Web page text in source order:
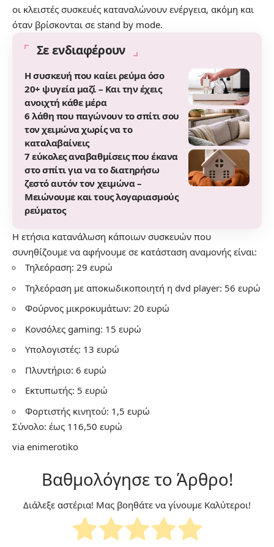
οι κλειστές συσκευές καταναλώνουν ενέργεια, ακόμη και
όταν βρίσκονται σε stand by mode.
Σε ενδιαφέρουν
Η συσκευή που καίει ρεύμα όσο
20+ ψυγεία μαζί – Και την έχεις
ανοιχτή κάθε μέρα
6 λάθη που παγώνουν το σπίτι σου
τον χειμώνα χωρίς να το
καταλαβαίνεις
7 εύκολες αναβαθμίσεις που έκανα
στο σπίτι για να το διατηρήσω
ζεστό αυτόν τον χειμώνα –
Mειώνουμε και τους λογαριασμούς
ρεύματος
Η ετήσια κατανάλωση κάποιων συσκευών που
συνηθίζουμε να αφήνουμε σε κατάσταση αναμονής είναι:
Τηλεόραση: 29 ευρώ
Τηλεόραση με αποκωδικοποιητή η dvd player: 56 ευρώ
Φούρνος μικροκυμάτων: 20 ευρώ
Κονσόλες gaming: 15 ευρώ
Υπολογιστές: 13 ευρώ
Πλυντήριο: 6 ευρώ
Εκτυπωτής: 5 ευρώ
Φορτιστής κινητού: 1,5 ευρώ
Σύνολο: έως 116,50 ευρώ
via enimerotiko
Βαθμολόγησε το Άρθρο!
Διάλεξε αστέρια! Μας βοηθάτε να γίνουμε Καλύτεροι!